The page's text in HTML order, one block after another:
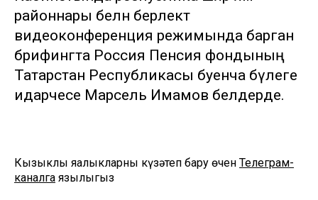
районнары белән берлектә
видеоконференция режимында барган
брифингта Россия Пенсия фондының
Татарстан Республикасы буенча бүлеге
идарәчесе Марсель Имамов белдерде.
Кызыклы яңалыкларны күзәтеп бару өчен Телеграм-
каналга язылыгыз